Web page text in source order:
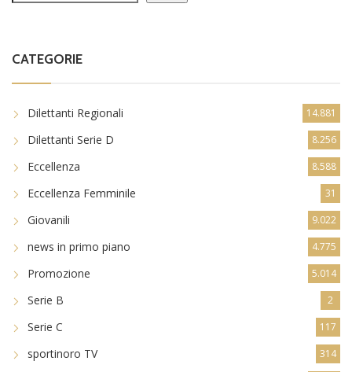
CATEGORIE
Dilettanti Regionali 14.881
Dilettanti Serie D 8.256
Eccellenza 8.588
Eccellenza Femminile 31
Giovanili 9.022
news in primo piano 4.775
Promozione 5.014
Serie B 2
Serie C 117
sportinoro TV 314